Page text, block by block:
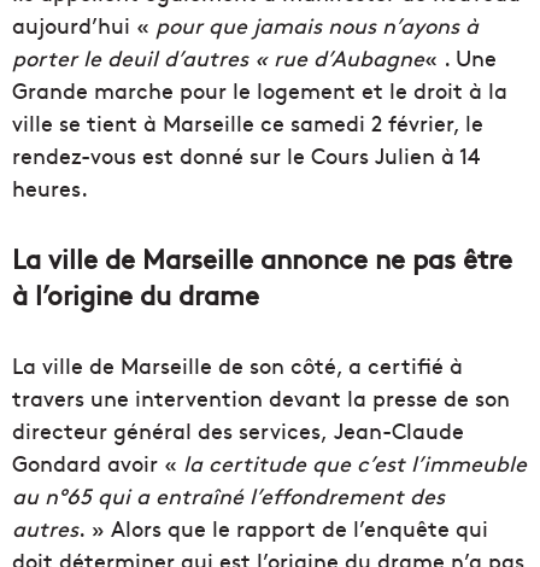
aujourd’hui « pour que jamais nous n’ayons à
porter le deuil d’autres « rue d’Aubagne« . Une
Grande marche pour le logement et le droit à la
ville se tient à Marseille ce samedi 2 février, le
rendez-vous est donné sur le Cours Julien à 14
heures.
La ville de Marseille annonce ne pas être
à l’origine du drame
La ville de Marseille de son côté, a certifié à
travers une intervention devant la presse de son
directeur général des services, Jean-Claude
Gondard avoir « la certitude que c’est l’immeuble
au n°65 qui a entraîné l’effondrement des
autres. » Alors que le rapport de l’enquête qui
doit déterminer qui est l’origine du drame n’a pas